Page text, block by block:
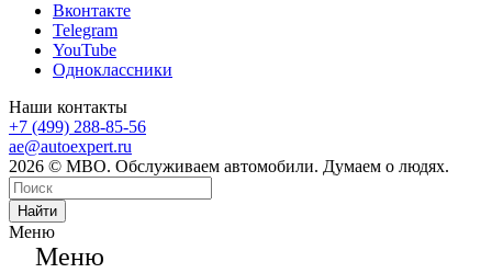
Вконтакте
Telegram
YouTube
Одноклассники
Наши контакты
+7 (499) 288-85-56
ae@autoexpert.ru
2026 © МВО. Обслуживаем автомобили. Думаем о людях.
Найти
Меню
Меню